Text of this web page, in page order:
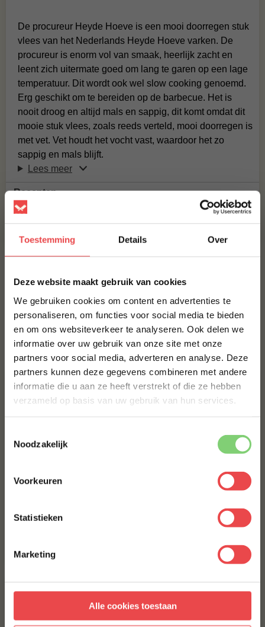
Toestemming Details Over
Deze website maakt gebruik van cookies
We gebruiken cookies om content en advertenties te
personaliseren, om functies voor social media te bieden
en om ons websiteverkeer te analyseren. Ook delen we
informatie over uw gebruik van onze site met onze
partners voor social media, adverteren en analyse. Deze
partners kunnen deze gegevens combineren met andere
informatie die u aan ze heeft verstrekt of die ze hebben
verzameld op basis van uw gebruik van hun services.
Noodzakelijk
Voorkeuren
Statistieken
Marketing
Alle cookies toestaan
De procureur Heyde Hoeve is een mooi doorregen stuk
vlees van het Nederlands Heyde Hoeve varken. De
procureur is enorm vol van smaak, heerlijk zacht en
leent zich uitermate goed om lang te garen op een lage
temperatuur. Dit wordt ook wel slow cooking genoemd.
Erg geschikt om te bereiden op de barbecue. Het is
nooit droog en altijd mals en sappig, dit komt omdat dit
mooie stuk vlees, zoals reeds verteld, mooi doorregen is
met vet. Vet houdt het vocht vast, waardoor het zo
sappig en mals blijft.
Lees meer
Recepten
Veelgestelde vragen
Productbeoordelingen
BBQUALITY PORK RUB
€ 9,95
Bestel alles
Varkensbuik zonder
zwoerd Heyde Hoeve
Jalapeño cheddar worst
Home Made Texas style
€ 8,99
10% korting op je
eerste bestelling*
Schrijf je in voor onze nieuwsbrief en ontvang direct
10% korting op jouw eerste bestelling.
ACHTERNAAM
* Alleen voor nieuwe inschrijvers, korting niet geldig op reeds
afgeprijsde producten.